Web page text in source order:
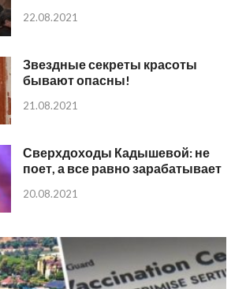
22.08.2021
Звездные секреты красоты
бывают опасны!
21.08.2021
Сверхдоходы Кадышевой: не
поет, а все равно зарабатывает
20.08.2021